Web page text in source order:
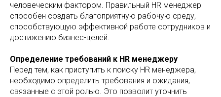
человеческим фактором. Правильный HR менеджер
способен создать благоприятную рабочую среду,
способствующую эффективной работе сотрудников и
достижению бизнес-целей.
Определение требований к HR менеджеру
Перед тем, как приступить к поиску HR менеджера,
необходимо определить требования и ожидания,
связанные с этой ролью. Это позволит уточнить